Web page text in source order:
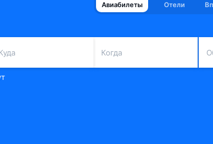
Авиабилеты Отели
Когда